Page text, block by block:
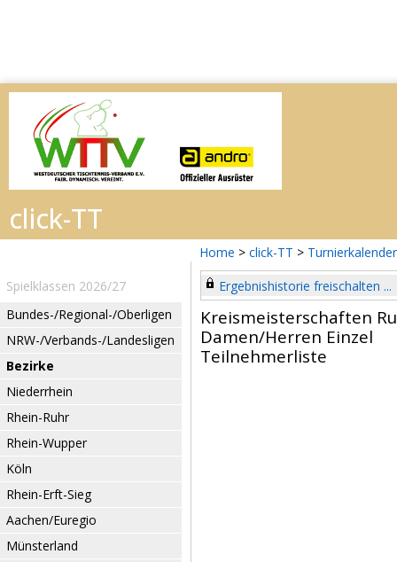
Home > click-TT > Turnierkalender
Spielklassen 2026/27
Bundes-/Regional-/Oberligen
NRW-/Verbands-/Landesligen
Bezirke
Niederrhein
Rhein-Ruhr
Rhein-Wupper
Köln
Rhein-Erft-Sieg
Aachen/Euregio
Münsterland
Ergebnishistorie freischalten ...
Kreismeisterschaften
Damen/Herren Einzel
Teilnehmerliste